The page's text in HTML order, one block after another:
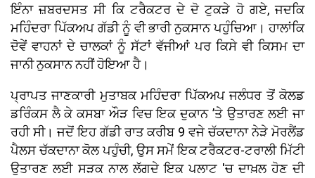
ਇੰਨਾ ਜ਼ਬਰਦਸਤ ਸੀ ਕਿ ਟਰੈਕਟਰ ਦੇ ਦੋ ਟੁਕੜੇ ਹੋ ਗਏ, ਜਦਕਿ
ਮਹਿੰਦਰਾ ਪਿੱਕਅਪ ਗੱਡੀ ਨੂੰ ਵੀ ਭਾਰੀ ਨੁਕਸਾਨ ਪਹੁੰਚਿਆ। ਹਾਲਾਂਕਿ
ਦੋਵੇਂ ਵਾਹਨਾਂ ਦੇ ਚਾਲਕਾਂ ਨੂੰ ਸੱਟਾਂ ਵੱਜੀਆਂ ਪਰ ਕਿਸੇ ਵੀ ਕਿਸਮ ਦਾ
ਜਾਨੀ ਨੁਕਸਾਨ ਨਹੀਂ ਹੋਇਆ ਹੈ।
ਪ੍ਰਾਪਤ ਜਾਣਕਾਰੀ ਮੁਤਾਬਕ ਮਹਿੰਦਰਾ ਪਿੱਕਅਪ ਜਲੰਧਰ ਤੋਂ ਕੋਲਡ
ਡਰਿੰਕਸ ਲੈ ਕੇ ਕਸਬਾ ਔੜ ਵਿਚ ਇਕ ਦੁਕਾਨ ’ਤੇ ਉਤਾਰਣ ਲਈ ਜਾ
ਰਹੀ ਸੀ। ਜਦੋਂ ਇਹ ਗੱਡੀ ਰਾਤ ਕਰੀਬ 9 ਵਜੇ ਚੱਕਦਾਨਾ ਨੇੜੇ ਮੋਰਲੈਂਡ
ਪੈਲਸ ਚੱਕਦਾਨਾ ਕੋਲ ਪਹੁੰਚੀ, ਉਸ ਸਮੇਂ ਇਕ ਟਰੈਕਟਰ-ਟਰਾਲੀ ਮਿੱਟੀ
ਉਤਾਰਣ ਲਈ ਸੜਕ ਨਾਲ ਲੱਗਦੇ ਇਕ ਪਲਾਟ 'ਚ ਦਾਖ਼ਲ ਹੋਣ ਦੀ